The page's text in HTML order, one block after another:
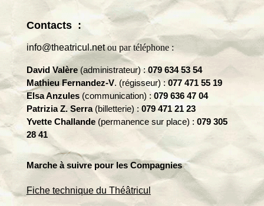
Contacts :
info@theatricul.net ou par téléphone :
David Valère(administrateur) :079 634 53 54
Mathieu Fernandez-V. (régisseur) : 077 471 55 19
Elsa Anzules(communication) :079 636 47 04
Patrizia Z. Serra(billetterie) : 079 471 21 23
Yvette Challande(permanence sur place) : 079 305
28 41
Marche à suivre pour les Compagnies
Fiche technique du Théâtricul